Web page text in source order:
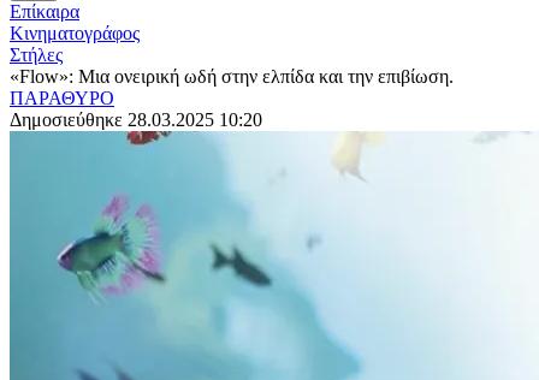
Επίκαιρα
Κινηματογράφος
Στήλες
«Flow»: Μια ονειρική ωδή στην ελπίδα και την επιβίωση.
ΠΑΡΑΘΥΡΟ
Δημοσιεύθηκε 28.03.2025 10:20